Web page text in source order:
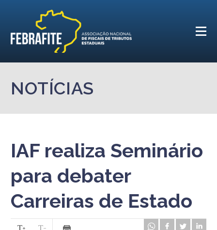
NOTÍCIAS
IAF realiza Seminário
para debater
Carreiras de Estado